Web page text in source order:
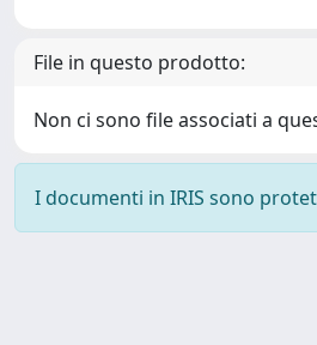
File in questo prodotto:
Non ci sono file associati a
I documenti in IRIS sono